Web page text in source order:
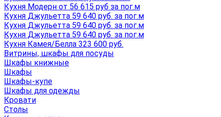
Кухня Модерн от 56 615 руб за пог.м
Кухня Джульетта 59 640 руб. за пог.м
Кухня Джульетта 59 640 руб. за пог.м
Кухня Джульетта 59 640 руб. за пог.м
Кухня Камея/Белла 323 600 руб.
Витрины, шкафы для посуды
Шкафы книжные
Шкафы
Шкафы-купе
Шкафы для одежды
Кровати
Столы